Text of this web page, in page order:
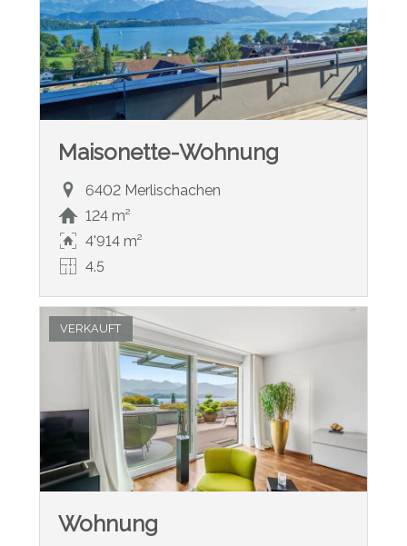
Maisonette-Wohnung
6402 Merlischachen
124 m²
4'914 m²
4.5
VERKAUFT
Wohnung